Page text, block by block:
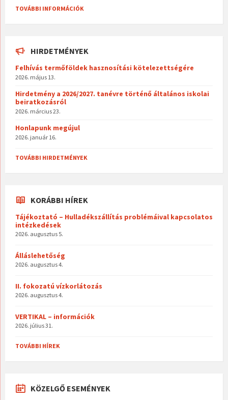
TOVÁBBI INFORMÁCIÓK
HIRDETMÉNYEK
Felhívás termőföldek hasznosítási kötelezettségére
2026. május 13.
Hirdetmény a 2026/2027. tanévre történő általános iskolai
beiratkozásról
2026. március 23.
Honlapunk megújul
2026. január 16.
TOVÁBBI HIRDETMÉNYEK
KORÁBBI HÍREK
Tájékoztató – Hulladékszállítás problémáival kapcsolatos
intézkedések
2026. augusztus 5.
Álláslehetőség
2026. augusztus 4.
II. fokozatú vízkorlátozás
2026. augusztus 4.
VERTIKAL – információk
2026. július 31.
TOVÁBBI HÍREK
KÖZELGŐ ESEMÉNYEK